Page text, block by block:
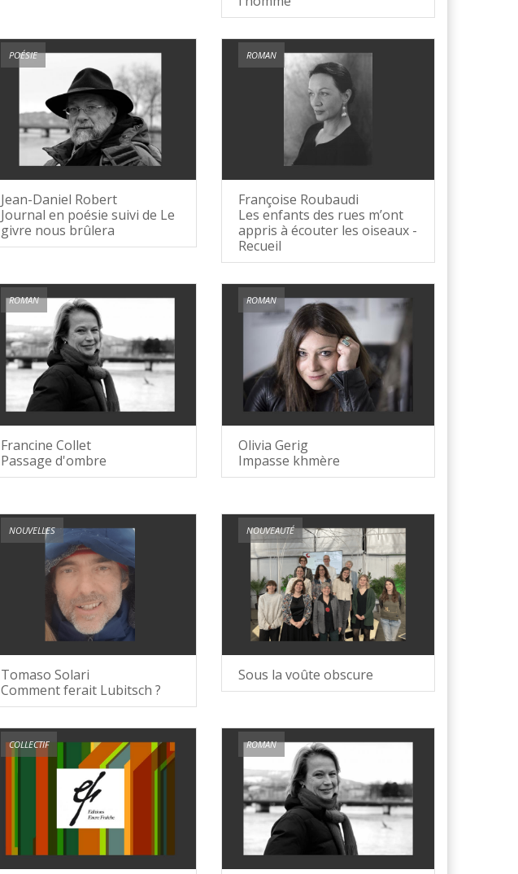
POÉSIE
Jean-Daniel Robert
Journal en poésie suivi de Le
givre nous brûlera
ROMAN
Françoise Roubaudi
Les enfants des rues m’ont
appris à écouter les oiseaux -
Recueil
ROMAN
Francine Collet
Passage d'ombre
ROMAN
Olivia Gerig
Impasse khmère
NOUVELLES
Tomaso Solari
Comment ferait Lubitsch ?
NOUVEAUTÉ
Sous la voûte obscure
COLLECTIF ROMAN